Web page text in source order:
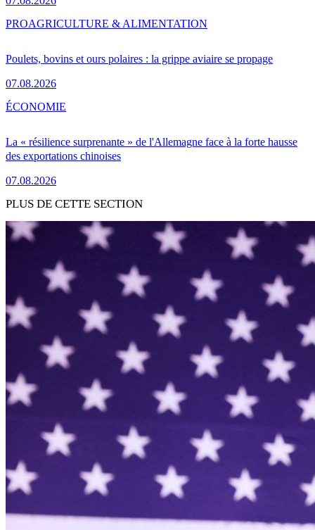
Poulets, bovins et ours polaires : la grippe aviaire se propage
07.08.2026
PROAGRICULTURE & ALIMENTATION
La « résilience surprenante » de l'Allemagne face à la forte hausse
des exportations chinoises
07.08.2026
ÉCONOMIE
PLUS DE CETTE SECTION